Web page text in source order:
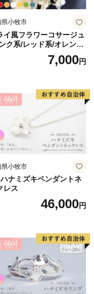
県小牧市
イ風フラワーコサージュ
ク系/レッド系/オレンジ
ホワイト系/イエロー系/グ
ン系/ブルー系）7,000円
県小牧市
ナミズキペンダントネ
レス
46,000円